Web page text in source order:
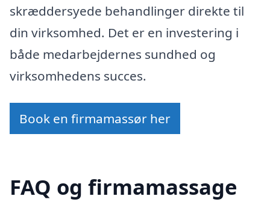
skræddersyede behandlinger direkte til
din virksomhed. Det er en investering i
både medarbejdernes sundhed og
virksomhedens succes.
Book en firmamassør her
FAQ og firmamassage